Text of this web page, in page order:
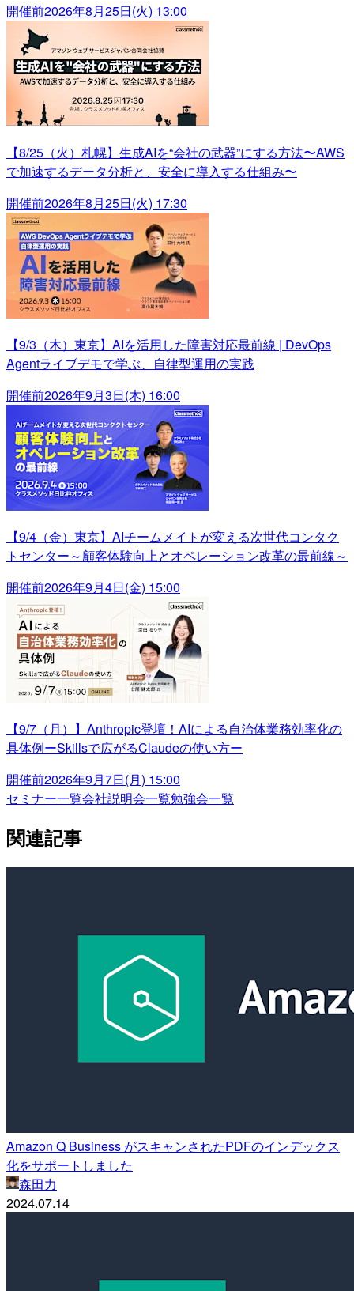
開催前2026年8月25日(火) 13:00
【8/25（火）札幌】生成AIを“会社の武器”にする方法〜AWS
で加速するデータ分析と、安全に導入する仕組み〜
開催前2026年8月25日(火) 17:30
【9/3（木）東京】AIを活用した障害対応最前線 | DevOps
Agentライブデモで学ぶ、自律型運用の実践
開催前2026年9月3日(木) 16:00
【9/4（金）東京】AIチームメイトが変える次世代コンタク
トセンター～顧客体験向上とオペレーション改革の最前線～
開催前2026年9月4日(金) 15:00
【9/7（月）】Anthropic登壇！AIによる自治体業務効率化の
具体例ーSkillsで広がるClaudeの使い方ー
開催前2026年9月7日(月) 15:00
セミナー一覧会社説明会一覧勉強会一覧
関連記事
Amazon Q Business がスキャンされたPDFのインデックス
化をサポートしました
森田力
2024.07.14